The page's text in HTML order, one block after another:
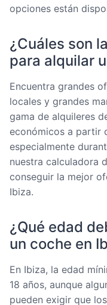
opciones están
¿Cuáles son
para alquilar
Encuentra grandes
locales y grandes
gama de alquileres
económicos a partir
especialmente
nuestra calculadora
conseguir la mejor
Ibiza.
¿Qué edad
un coche en
En Ibiza, la edad
18 años, aunque
pueden exigir que